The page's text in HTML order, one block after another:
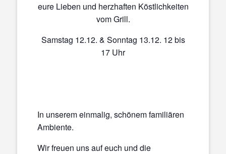
eure Lieben und herzhaften Köstlichkeiten
vom Grill.
Samstag 12.12. & Sonntag 13.12. 12 bis
17 Uhr
In unserem einmalig, schönem familiären
Ambiente.
Wir freuen uns auf euch und die